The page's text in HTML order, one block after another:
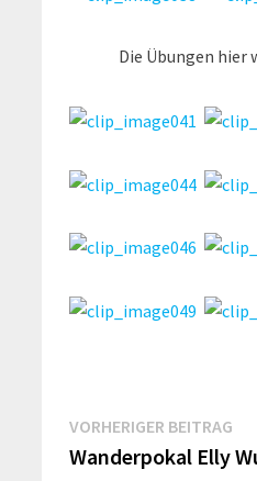
Die Übungen hier
VORHERIGER BEITRAG
Wanderpokal Elly